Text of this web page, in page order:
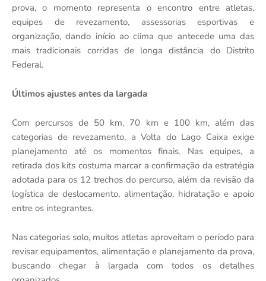
prova, o momento representa o encontro entre atletas,
equipes de revezamento, assessorias esportivas e
organização, dando início ao clima que antecede uma das
mais tradicionais corridas de longa distância do Distrito
Federal.
Últimos ajustes antes da largada
Com percursos de 50 km, 70 km e 100 km, além das
categorias de revezamento, a Volta do Lago Caixa exige
planejamento até os momentos finais. Nas equipes, a
retirada dos kits costuma marcar a confirmação da estratégia
adotada para os 12 trechos do percurso, além da revisão da
logística de deslocamento, alimentação, hidratação e apoio
entre os integrantes.
Nas categorias solo, muitos atletas aproveitam o período para
revisar equipamentos, alimentação e planejamento da prova,
buscando chegar à largada com todos os detalhes